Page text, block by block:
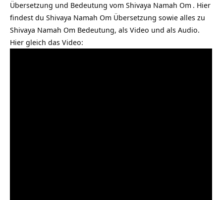
Übersetzung und Bedeutung vom Shivaya Namah Om . Hier
findest du Shivaya Namah Om Übersetzung sowie alles zu
Shivaya Namah Om Bedeutung, als Video und als Audio.
Hier gleich das Video: